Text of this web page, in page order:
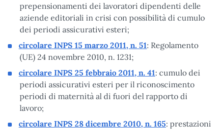
prepensionamenti dei lavoratori dipendenti delle
aziende editoriali in crisi con possibilità di cumulo
dei periodi assicurativi esteri;
circolare INPS 15 marzo 2011, n. 51: Regolamento
(UE) 24 novembre 2010, n. 1231;
circolare INPS 25 febbraio 2011, n. 41: cumulo dei
periodi assicurativi esteri per il riconoscimento
periodi di maternità al di fuori del rapporto di
lavoro;
circolare INPS 28 dicembre 2010, n. 165: prestazioni